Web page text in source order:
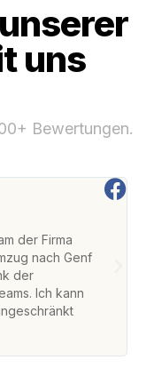
uns
Bewertungen.
der Firma
nach Genf
der
Ich kann